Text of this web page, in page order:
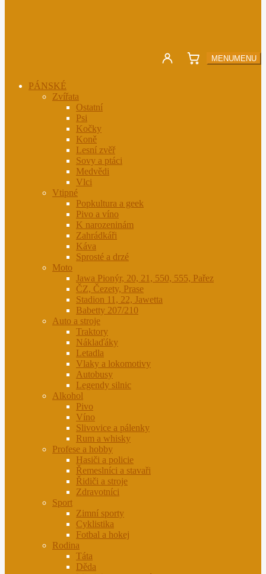
MENUMENU
PÁNSKÉ
Zvířata
Ostatní
Psi
Kočky
Koně
Lesní zvěř
Sovy a ptáci
Medvědi
Vlci
Vtipné
Popkultura a geek
Pivo a víno
K narozeninám
Zahrádkáři
Káva
Sprosté a drzé
Moto
Jawa Pionýr, 20, 21, 550, 555, Pařez
ČZ, Čezety, Prase
Stadion 11, 22, Jawetta
Babetty 207/210
Auto a stroje
Traktory
Náklaďáky
Letadla
Vlaky a lokomotivy
Autobusy
Legendy silnic
Alkohol
Pivo
Víno
Slivovice a pálenky
Rum a whisky
Profese a hobby
Hasiči a policie
Řemeslníci a stavaři
Řidiči a stroje
Zdravotníci
Sport
Zimní sporty
Cyklistika
Fotbal a hokej
Rodina
Táta
Děda